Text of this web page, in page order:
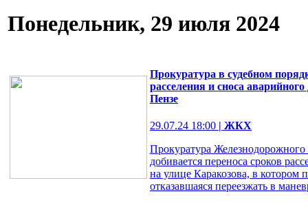
Понедельник, 29 июля 2024
Прокуратура в судебном
расселения и сноса
Пензе
29.07.24 18:00 | ЖКХ
Прокуратура
добивается переноса сроков
на улице Каракозова, в
отказавшаяся переезжать в